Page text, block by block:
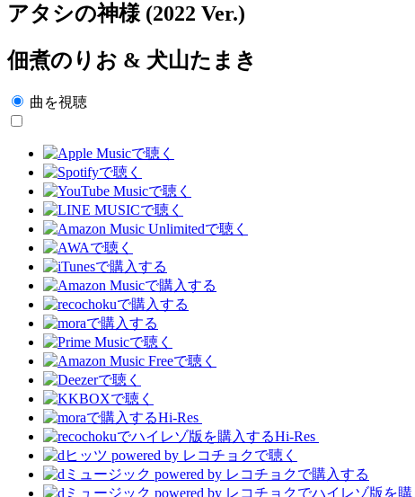
アタシの神様 (2022 Ver.)
佃煮のりお & 犬山たまき
曲を視聴
Hi-Res
Hi-Res